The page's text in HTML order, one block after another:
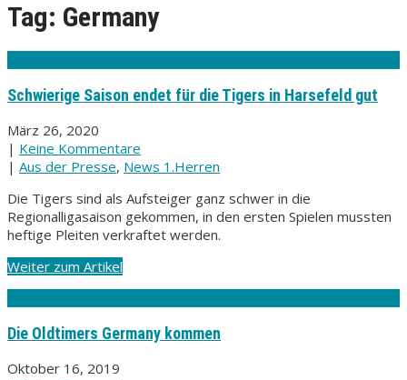
Tag: Germany
Schwierige Saison endet für die Tigers in Harsefeld gut
März 26, 2020
| Keine Kommentare
| Aus der Presse, News 1.Herren
Die Tigers sind als Aufsteiger ganz schwer in die
Regionalligasaison gekommen, in den ersten Spielen mussten
heftige Pleiten verkraftet werden.
Weiter zum Artikel
Die Oldtimers Germany kommen
Oktober 16, 2019